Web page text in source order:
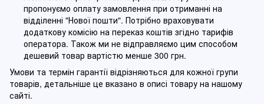
пропонуємо оплату замовлення при отриманні на
відділенні "Нової пошти". Потрібно враховувати
додаткову комісію на переказ коштів згідно тарифів
оператора. Також ми не відправляємо цим способом
дешевий товар вартістю менше 300 грн.
Умови та термін гарантії відрізняються для кожної групи
товарів, детальніше це вказано в описі товару на нашому
сайті.